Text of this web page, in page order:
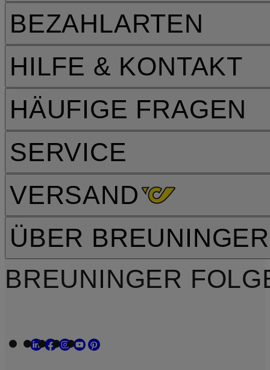
HILFE & KONTAKT
HÄUFIGE FRAGEN
SERVICE
VERSAND
BEZAHLARTEN
ÜBER BREUNINGER
BREUNINGER